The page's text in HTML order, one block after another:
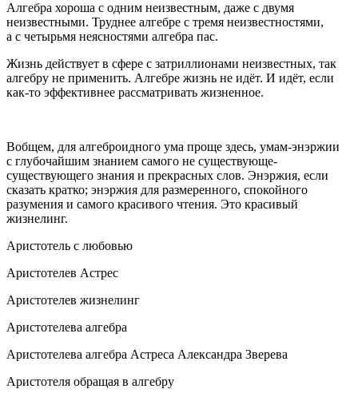
Алгебра хороша с одним неизвестным, даже с двумя
неизвестными. Труднее алгебре с тремя неизвестностями,
а с четырьмя неясностями алгебра пас.
Жизнь действует в сфере с затриллионами неизвестных, так
алгебру не применить. Алгебре жизнь не идёт. И идёт, если
как-то эффективнее рассматривать жизненное.
Вобщем, для алгеброидного ума проще здесь, умам-энэржии
с глубочайшим знанием самого не существующе-
существующего знания и прекрасных слов. Энэржия, если
сказать кратко; энэржия для размеренного, спокойного
разумения и самого красивого чтения. Это красивый
жизнелинг.
Аристотель с любовью
Аристотелев Астрес
Аристотелев жизнелинг
Аристотелева алгебра
Аристотелева алгебра Астреса Александра Зверева
Аристотеля обращая в алгебру